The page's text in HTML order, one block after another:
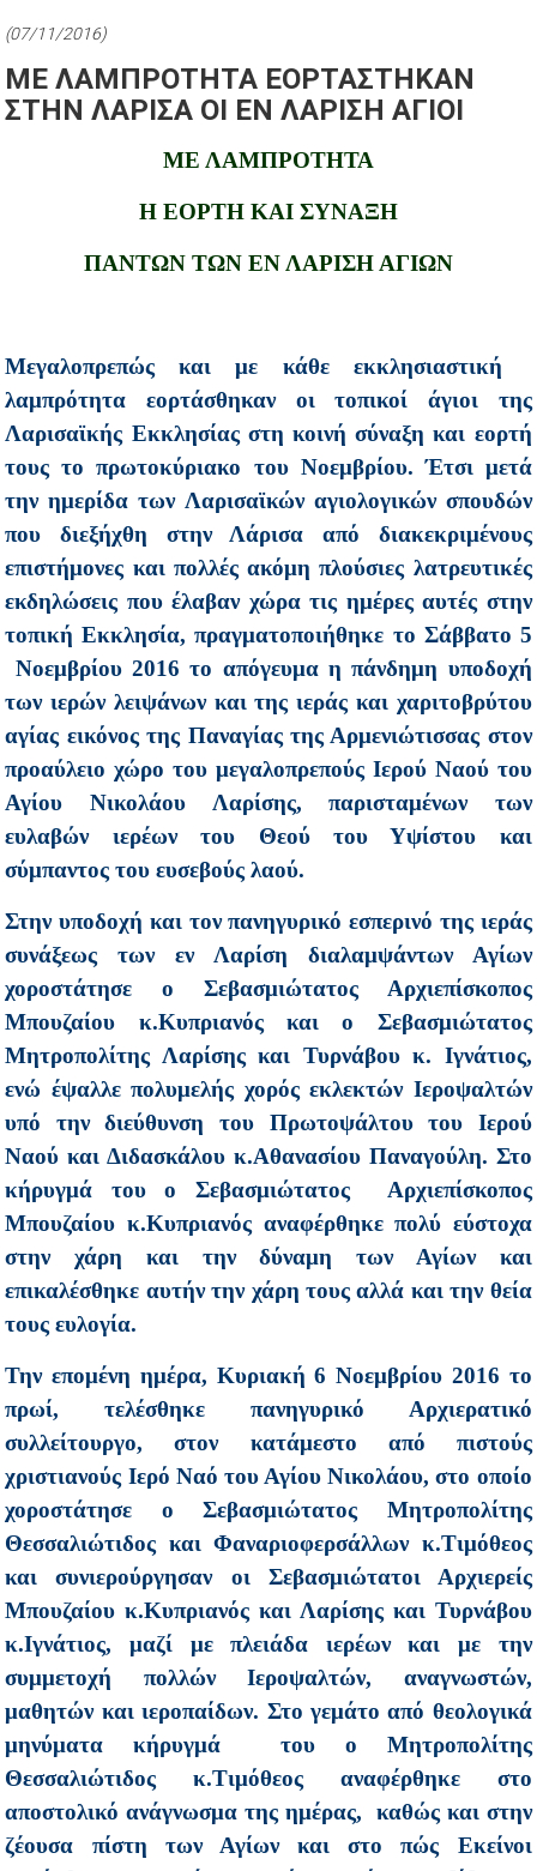
(07/11/2016)
ΜΕ ΛΑΜΠΡΟΤΗΤΑ ΕΟΡΤΑΣΤΗΚΑΝ
ΣΤΗΝ ΛΑΡΙΣΑ ΟΙ ΕΝ ΛΑΡΙΣΗ ΑΓΙΟΙ
ΜΕ ΛΑΜΠΡΟΤΗΤΑ
Η ΕΟΡΤΗ ΚΑΙ ΣΥΝΑΞΗ
ΠΑΝΤΩΝ ΤΩΝ ΕΝ ΛΑΡΙΣΗ ΑΓΙΩΝ
Μεγαλοπρεπώς και με κάθε εκκλησιαστική
λαμπρότητα εορτάσθηκαν οι τοπικοί άγιοι της
Λαρισαϊκής Εκκλησίας στη κοινή σύναξη και εορτή
τους το πρωτοκύριακο του Νοεμβρίου. Έτσι μετά
την ημερίδα των Λαρισαϊκών αγιολογικών σπουδών
που διεξήχθη στην Λάρισα από διακεκριμένους
επιστήμονες και πολλές ακόμη πλούσιες λατρευτικές
εκδηλώσεις που έλαβαν χώρα τις ημέρες αυτές στην
τοπική Εκκλησία, πραγματοποιήθηκε το Σάββατο 5
Νοεμβρίου 2016 το απόγευμα η πάνδημη υποδοχή
των ιερών λειψάνων και της ιεράς και χαριτοβρύτου
αγίας εικόνος της Παναγίας της Αρμενιώτισσας στον
προαύλειο χώρο του μεγαλοπρεπούς Ιερού Ναού του
Αγίου Νικολάου Λαρίσης, παρισταμένων των
ευλαβών ιερέων του Θεού του Υψίστου και
σύμπαντος του ευσεβούς λαού.
Στην υποδοχή και τον πανηγυρικό εσπερινό της ιεράς
συνάξεως των εν Λαρίση διαλαμψάντων Αγίων
χοροστάτησε ο Σεβασμιώτατος Αρχιεπίσκοπος
Μπουζαίου κ.Κυπριανός και ο Σεβασμιώτατος
Μητροπολίτης Λαρίσης και Τυρνάβου κ. Ιγνάτιος,
ενώ έψαλλε πολυμελής χορός εκλεκτών Ιεροψαλτών
υπό την διεύθυνση του Πρωτοψάλτου του Ιερού
Ναού και Διδασκάλου κ.Αθανασίου Παναγούλη. Στο
κήρυγμά του ο Σεβασμιώτατος Αρχιεπίσκοπος
Μπουζαίου κ.Κυπριανός αναφέρθηκε πολύ εύστοχα
στην χάρη και την δύναμη των Αγίων και
επικαλέσθηκε αυτήν την χάρη τους αλλά και την θεία
τους ευλογία.
Την επομένη ημέρα, Κυριακή 6 Νοεμβρίου 2016 το
πρωί, τελέσθηκε πανηγυρικό Αρχιερατικό
συλλείτουργο, στον κατάμεστο από πιστούς
χριστιανούς Ιερό Ναό του Αγίου Νικολάου, στο οποίο
χοροστάτησε ο Σεβασμιώτατος Μητροπολίτης
Θεσσαλιώτιδος και Φαναριοφερσάλλων κ.Τιμόθεος
και συνιερούργησαν οι Σεβασμιώτατοι Αρχιερείς
Μπουζαίου κ.Κυπριανός και Λαρίσης και Τυρνάβου
κ.Ιγνάτιος, μαζί με πλειάδα ιερέων και με την
συμμετοχή πολλών Ιεροψαλτών, αναγνωστών,
μαθητών και ιεροπαίδων. Στο γεμάτο από θεολογικά
μηνύματα κήρυγμά του ο Μητροπολίτης
Θεσσαλιώτιδος κ.Τιμόθεος αναφέρθηκε στο
αποστολικό ανάγνωσμα της ημέρας, καθώς και στην
ζέουσα πίστη των Αγίων και στο πώς Εκείνοι